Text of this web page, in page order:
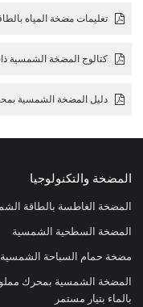
تعليمات مضخة المياه
كتالوج المضخة الشمسية
دليل المضخة الشمسية
المضخة والتكنولوجيا
المضخة الغاطسة بالطاقة
المضخة السطحية الشمسية
مضخة حمام السباحة الشمسية
المضخة الشمسية بمحرك
بالماء بتيار مستمر